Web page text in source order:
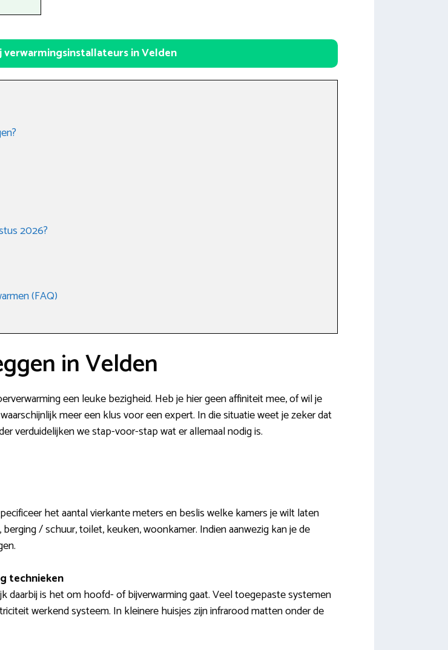
in Velden
2026?
(FAQ)
in Velden
een leuke bezigheid. Heb je hier geen affiniteit mee, of wil je
meer een klus voor een expert. In die situatie weet je zeker dat
verduidelijken we stap-voor-stap wat er allemaal nodig is.
het aantal vierkante meters en beslis welke kamers je wilt laten
/ schuur, toilet, keuken, woonkamer. Indien aanwezig kan je de
technieken
daarbij is het om hoofd- of bijverwarming gaat. Veel toegepaste systemen
werkend systeem. In kleinere huisjes zijn infrarood matten onder de